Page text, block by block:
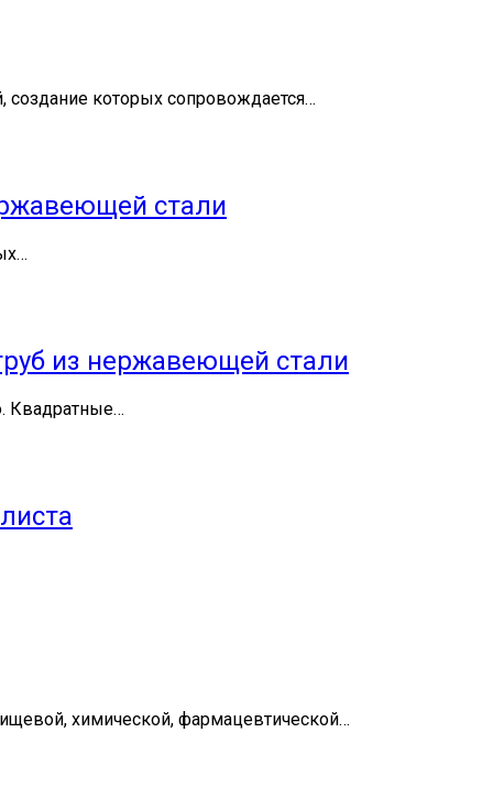
которых сопровождается…
стали
из нержавеющей стали
Квадратные…
химической, фармацевтической…